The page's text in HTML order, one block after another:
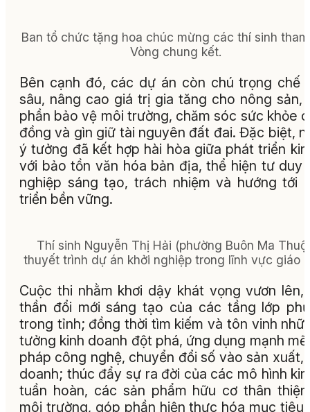
Ban tổ chức tặng hoa chúc mừng các thí sinh
Vòng chung kết.
Bên cạnh đó, các dự án còn chú trọng chế
sâu, nâng cao giá trị gia tăng cho nông sản,
phần bảo vệ môi trường, chăm sóc sức khỏe
đồng và gìn giữ tài nguyên đất đai. Đặc biệt,
ý tưởng đã kết hợp hài hòa giữa phát triển
với bảo tồn văn hóa bản địa, thể hiện tư duy
nghiệp sáng tạo, trách nhiệm và hướng tới
triển bền vững.
Thí sinh Nguyễn Thị Hải (phường Buôn Ma
thuyết trình dự án khởi nghiệp trong lĩnh vực giáo
Cuộc thi nhằm khơi dậy khát vọng vươn lên,
thần đổi mới sáng tạo của các tầng lớp
trong tỉnh; đồng thời tìm kiếm và tôn vinh
tưởng kinh doanh đột phá, ứng dụng mạnh mẽ
pháp công nghệ, chuyển đổi số vào sản xuất,
doanh; thúc đẩy sự ra đời của các mô hình
tuần hoàn, các sản phẩm hữu cơ thân
môi trường, góp phần hiện thực hóa mục tiêu